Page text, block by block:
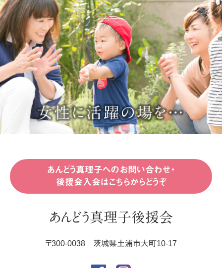
あんどう真理子へのお問い合わせ・
後援会入会はこちらからどうぞ
あんどう真理子後援会
〒300-0038 茨城県土浦市大町10-17